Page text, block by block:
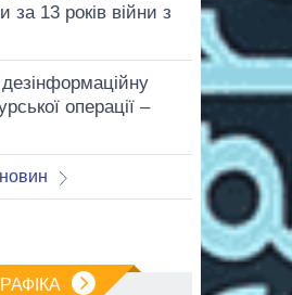
за 13 років війни з
операції –